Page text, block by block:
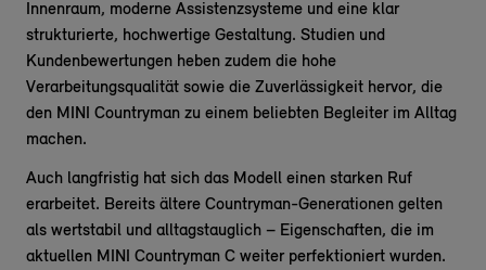
Innenraum, moderne Assistenzsysteme und eine klar
strukturierte, hochwertige Gestaltung. Studien und
Kundenbewertungen heben zudem die hohe
Verarbeitungsqualität sowie die Zuverlässigkeit hervor, die
den MINI Countryman zu einem beliebten Begleiter im Alltag
machen.
Auch langfristig hat sich das Modell einen starken Ruf
erarbeitet. Bereits ältere Countryman-Generationen gelten
als wertstabil und alltagstauglich – Eigenschaften, die im
aktuellen MINI Countryman C weiter perfektioniert wurden.